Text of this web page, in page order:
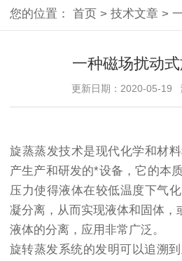
您的位置： 首页 > 技术文章 >
一种磁场扰动
更新日期：2020-05-19
旋蒸蒸发技术是现代化学和材
产生产和研发的*设备，它的本
压力使得液体在较低温度下气
凝分离，从而实现液体和固体，
液体的分离，应用非常广泛。
旋转蒸发系统的发明可以追溯